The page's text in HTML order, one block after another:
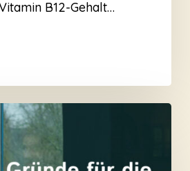
B12-Gehalt…